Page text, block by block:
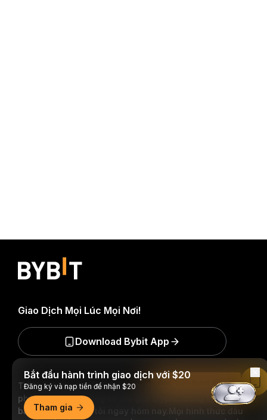
Trở thành người đầu tiên nhận được những hiểu biết và
phân tích quan trọng về thế giới crypto: đăng ký nhận
bản tin của chúng tôi ngay hôm nay.
Mọi hình thức đầu
Giao Dịch Mọi Lúc Mọi Nơi!
Download Bybit App
Bắt đầu hành trình giao dịch với $20
Đăng ký và nạp tiền để nhận $20
Tham gia
Đọc Trên Bybit App